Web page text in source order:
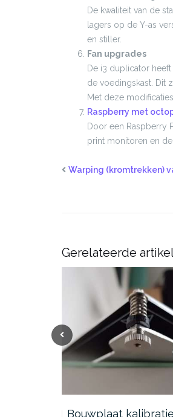
De kwaliteit van de
lagers op de Y-as
en stiller.
Fan upgrades
De i3 duplicator
de voedingskast. Dit
Met deze
Raspberry met
Door een Raspberry
print monitoren en
Warping (kromtrekken)
Gerelateerde
Bouwplaat kalibratie